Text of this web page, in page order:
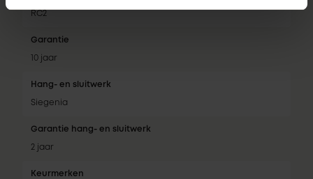
RC2
Garantie
10 jaar
Hang- en sluitwerk
Siegenia
Garantie hang- en sluitwerk
2 jaar
Keurmerken